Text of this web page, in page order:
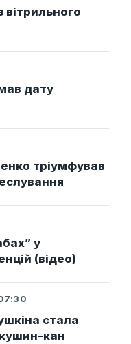
дату
тріумфував
у
(відео)
стала
кан